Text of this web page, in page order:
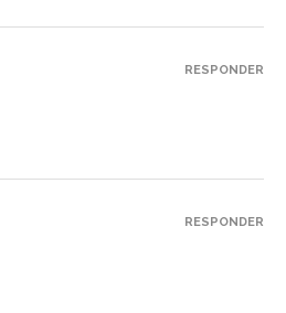
RESPONDER
RESPONDER